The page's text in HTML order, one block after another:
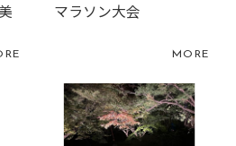
マラソン大会
MORE